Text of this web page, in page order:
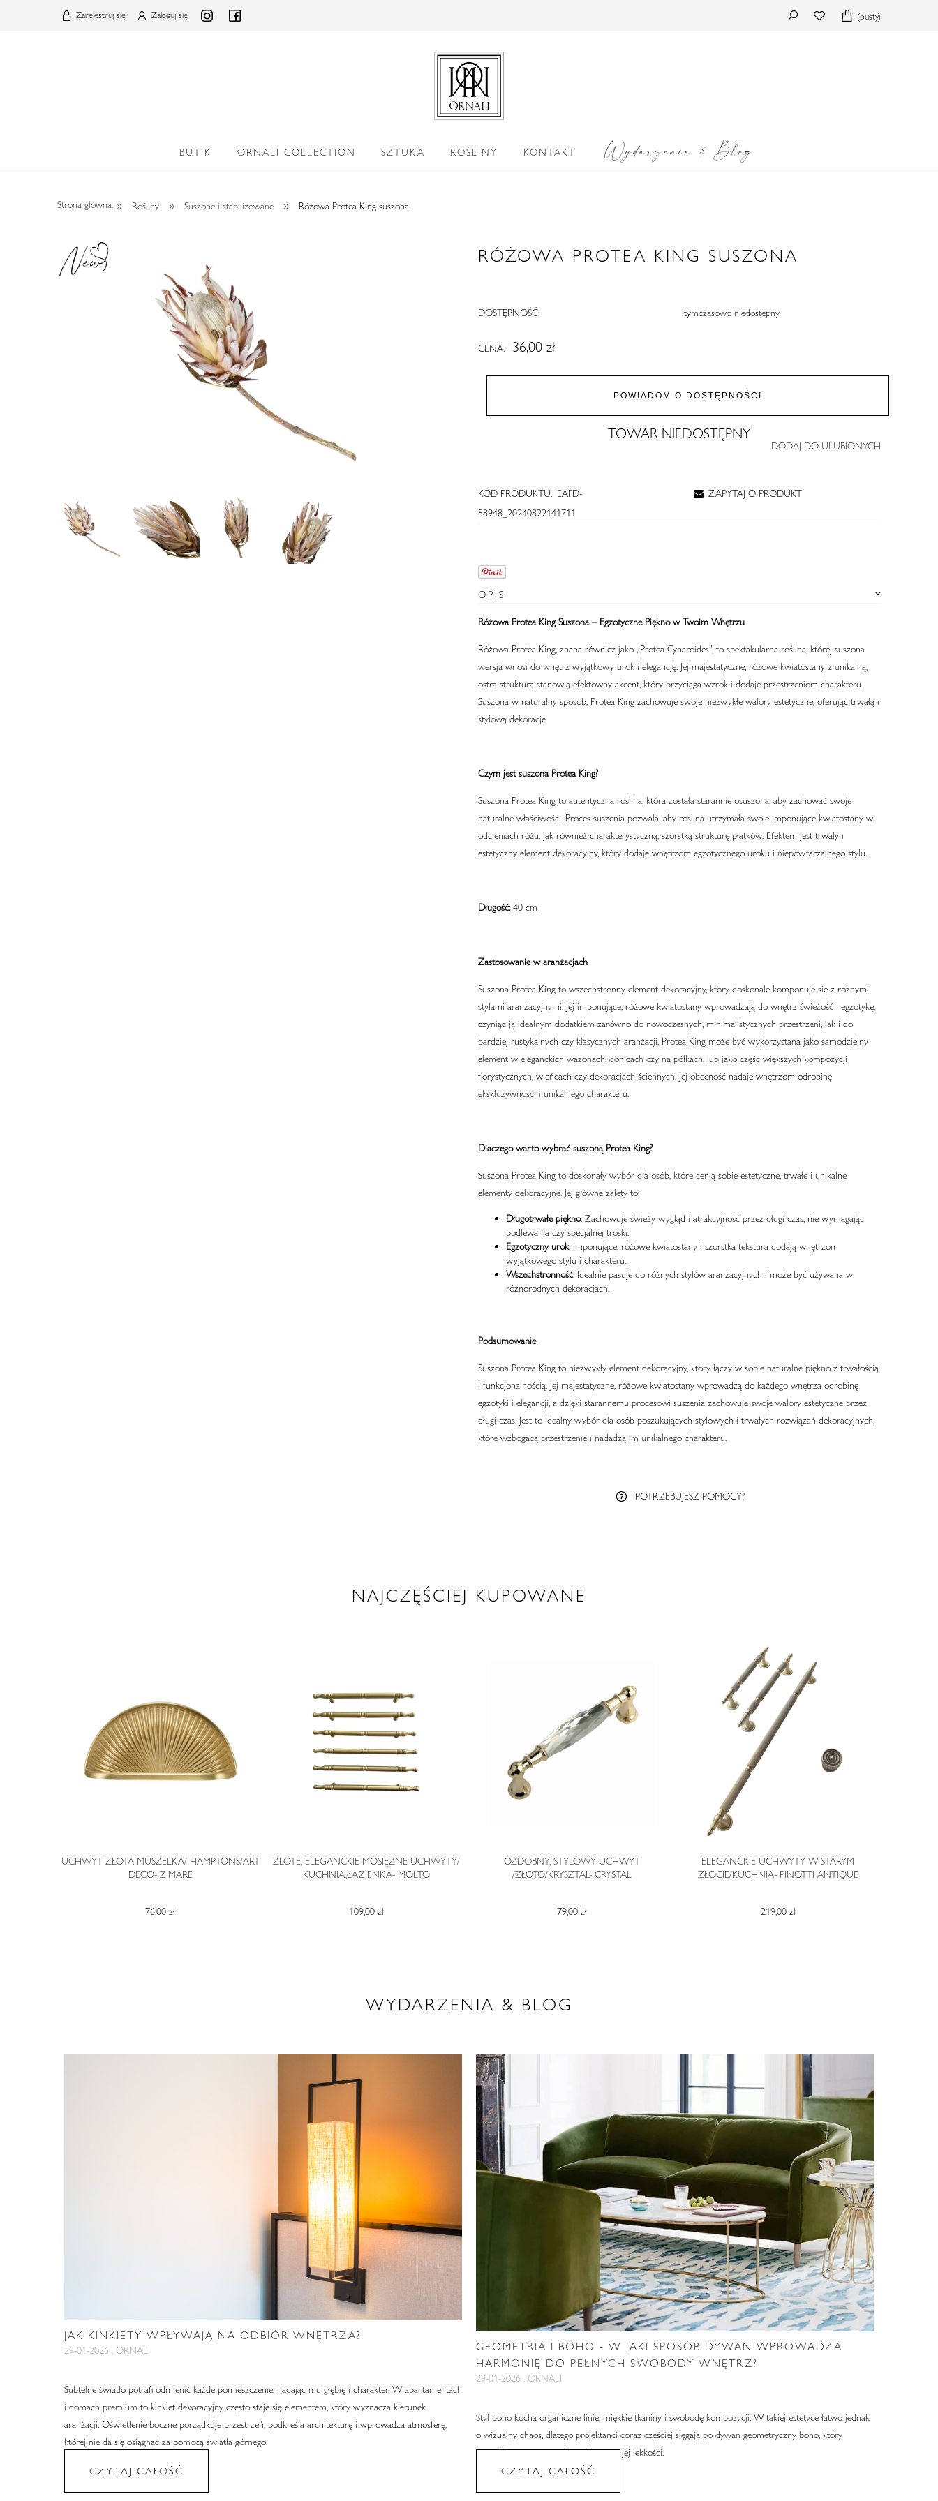
(pusty)
Zarejestruj się Zaloguj się
BUTIK ORNALI COLLECTION SZTUKA ROŚLINY KONTAKT Wydarzenia & Blog
Strona główna: » Rośliny » Suszone i stabilizowane » Różowa Protea King suszona
RÓŻOWA PROTEA KING SUSZONA
DOSTĘPNOŚĆ: tymczasowo niedostępny
CENA: 36,00 zł
POWIADOM O DOSTĘPNOŚCI
TOWAR NIEDOSTĘPNY
DODAJ DO ULUBIONYCH
KOD PRODUKTU: EAFD-
58948_20240822141711
ZAPYTAJ O PRODUKT
OPIS
Różowa Protea King Suszona – Egzotyczne Piękno w Twoim Wnętrzu
Różowa Protea King, znana również jako „Protea Cynaroides”, to spektakularna roślina, której suszona
wersja wnosi do wnętrz wyjątkowy urok i elegancję. Jej majestatyczne, różowe kwiatostany z unikalną,
ostrą strukturą stanowią efektowny akcent, który przyciąga wzrok i dodaje przestrzeniom charakteru.
Suszona w naturalny sposób, Protea King zachowuje swoje niezwykłe walory estetyczne, oferując trwałą i
stylową dekorację.
Czym jest suszona Protea King?
Suszona Protea King to autentyczna roślina, która została starannie osuszona, aby zachować swoje
naturalne właściwości. Proces suszenia pozwala, aby roślina utrzymała swoje imponujące kwiatostany w
odcieniach różu, jak również charakterystyczną, szorstką strukturę płatków. Efektem jest trwały i
estetyczny element dekoracyjny, który dodaje wnętrzom egzotycznego uroku i niepowtarzalnego stylu.
Długość:40 cm
Zastosowanie w aranżacjach
Suszona Protea King to wszechstronny element dekoracyjny, który doskonale komponuje się z różnymi
stylami aranżacyjnymi. Jej imponujące, różowe kwiatostany wprowadzają do wnętrz świeżość i egzotykę,
czyniąc ją idealnym dodatkiem zarówno do nowoczesnych, minimalistycznych przestrzeni, jak i do
bardziej rustykalnych czy klasycznych aranżacji. Protea King może być wykorzystana jako samodzielny
element w eleganckich wazonach, donicach czy na półkach, lub jako część większych kompozycji
florystycznych, wieńcach czy dekoracjach ściennych. Jej obecność nadaje wnętrzom odrobinę
ekskluzywności i unikalnego charakteru.
Dlaczego warto wybrać suszoną Protea King?
Suszona Protea King to doskonały wybór dla osób, które cenią sobie estetyczne, trwałe i unikalne
elementy dekoracyjne. Jej główne zalety to:
Długotrwałe piękno: Zachowuje świeży wygląd i atrakcyjność przez długi czas, nie wymagając
podlewania czy specjalnej troski.
Egzotyczny urok: Imponujące, różowe kwiatostany i szorstka tekstura dodają wnętrzom
wyjątkowego stylu i charakteru.
Wszechstronność: Idealnie pasuje do różnych stylów aranżacyjnych i może być używana w
różnorodnych dekoracjach.
Podsumowanie
Suszona Protea King to niezwykły element dekoracyjny, który łączy w sobie naturalne piękno z trwałością
i funkcjonalnością. Jej majestatyczne, różowe kwiatostany wprowadzą do każdego wnętrza odrobinę
egzotyki i elegancji, a dzięki starannemu procesowi suszenia zachowuje swoje walory estetyczne przez
długi czas. Jest to idealny wybór dla osób poszukujących stylowych i trwałych rozwiązań dekoracyjnych,
które wzbogacą przestrzenie i nadadzą im unikalnego charakteru.
POTRZEBUJESZ POMOCY?
NAJCZĘŚCIEJ KUPOWANE
UCHWYT ZŁOTA MUSZELKA/ HAMPTONS/ART
DECO- ZIMARE
76,00 zł
ZŁOTE, ELEGANCKIE MOSIĘŻNE UCHWYTY/
KUCHNIA,ŁAZIENKA- MOLTO
109,00 zł
OZDOBNY, STYLOWY UCHWYT
/ZŁOTO/KRYSZTAŁ- CRYSTAL
79,00 zł
ELEGANCKIE UCHWYTY W STARYM
ZŁOCIE/KUCHNIA- PINOTTI ANTIQUE
219,00 zł
WYDARZENIA & BLOG
JAK KINKIETY WPŁYWAJĄ NA ODBIÓR WNĘTRZA?
29-01-2026 , ORNALI
Subtelne światło potrafi odmienić każde pomieszczenie, nadając mu głębię i charakter. W apartamentach
i domach premium to kinkiet dekoracyjny często staje się elementem, który wyznacza kierunek
aranżacji. Oświetlenie boczne porządkuje przestrzeń, podkreśla architekturę i wprowadza atmosferę,
której nie da się osiągnąć za pomocą światła górnego.
CZYTAJ CAŁOŚĆ
GEOMETRIA I BOHO - W JAKI SPOSÓB DYWAN WPROWADZA
HARMONIĘ DO PEŁNYCH SWOBODY WNĘTRZ?
29-01-2026 , ORNALI
Styl boho kocha organiczne linie, miękkie tkaniny i swobodę kompozycji. W takiej estetyce łatwo jednak
o wizualny chaos, dlatego projektanci coraz częściej sięgają po dywan geometryczny boho, który
porządkuje przestrzeń bez odbierania jej lekkości.
CZYTAJ CAŁOŚĆ